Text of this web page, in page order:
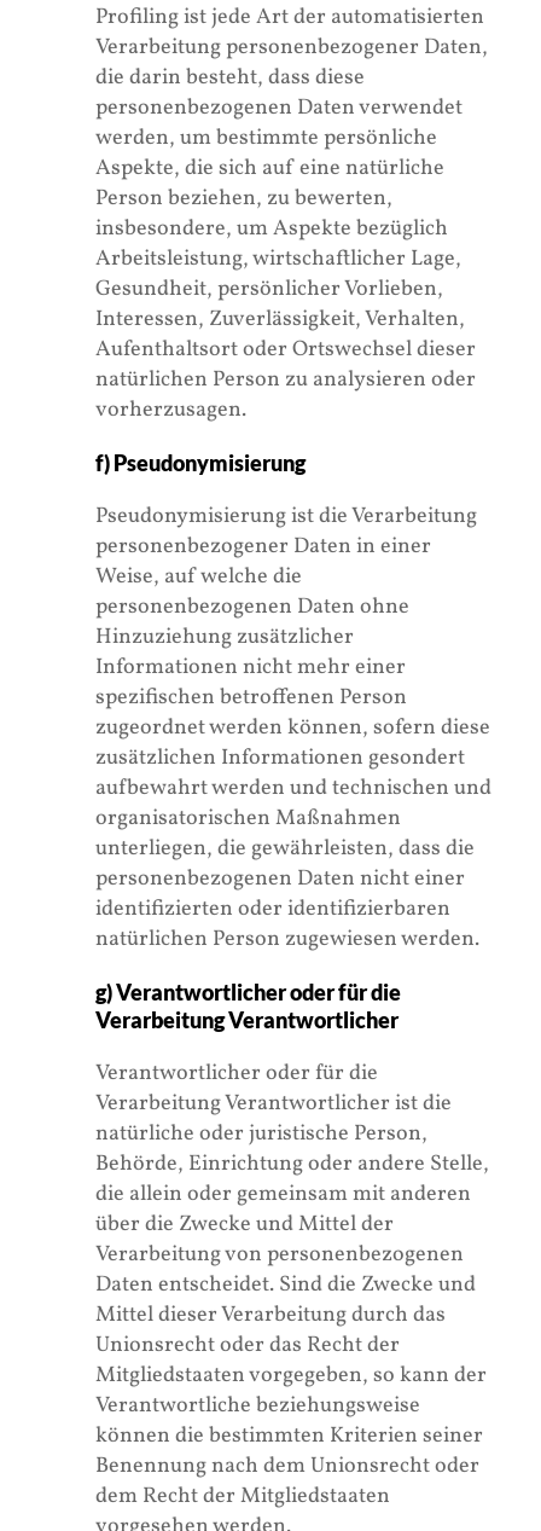
Profiling ist jede Art der automatisierten
Verarbeitung personenbezogener Daten,
die darin besteht, dass diese
personenbezogenen Daten verwendet
werden, um bestimmte persönliche
Aspekte, die sich auf eine natürliche
Person beziehen, zu bewerten,
insbesondere, um Aspekte bezüglich
Arbeitsleistung, wirtschaftlicher Lage,
Gesundheit, persönlicher Vorlieben,
Interessen, Zuverlässigkeit, Verhalten,
Aufenthaltsort oder Ortswechsel dieser
natürlichen Person zu analysieren oder
vorherzusagen.
f) Pseudonymisierung
Pseudonymisierung ist die Verarbeitung
personenbezogener Daten in einer
Weise, auf welche die
personenbezogenen Daten ohne
Hinzuziehung zusätzlicher
Informationen nicht mehr einer
spezifischen betroffenen Person
zugeordnet werden können, sofern diese
zusätzlichen Informationen gesondert
aufbewahrt werden und technischen und
organisatorischen Maßnahmen
unterliegen, die gewährleisten, dass die
personenbezogenen Daten nicht einer
identifizierten oder identifizierbaren
natürlichen Person zugewiesen werden.
g) Verantwortlicher oder für die
Verarbeitung Verantwortlicher
Verantwortlicher oder für die
Verarbeitung Verantwortlicher ist die
natürliche oder juristische Person,
Behörde, Einrichtung oder andere Stelle,
die allein oder gemeinsam mit anderen
über die Zwecke und Mittel der
Verarbeitung von personenbezogenen
Daten entscheidet. Sind die Zwecke und
Mittel dieser Verarbeitung durch das
Unionsrecht oder das Recht der
Mitgliedstaaten vorgegeben, so kann der
Verantwortliche beziehungsweise
können die bestimmten Kriterien seiner
Benennung nach dem Unionsrecht oder
dem Recht der Mitgliedstaaten